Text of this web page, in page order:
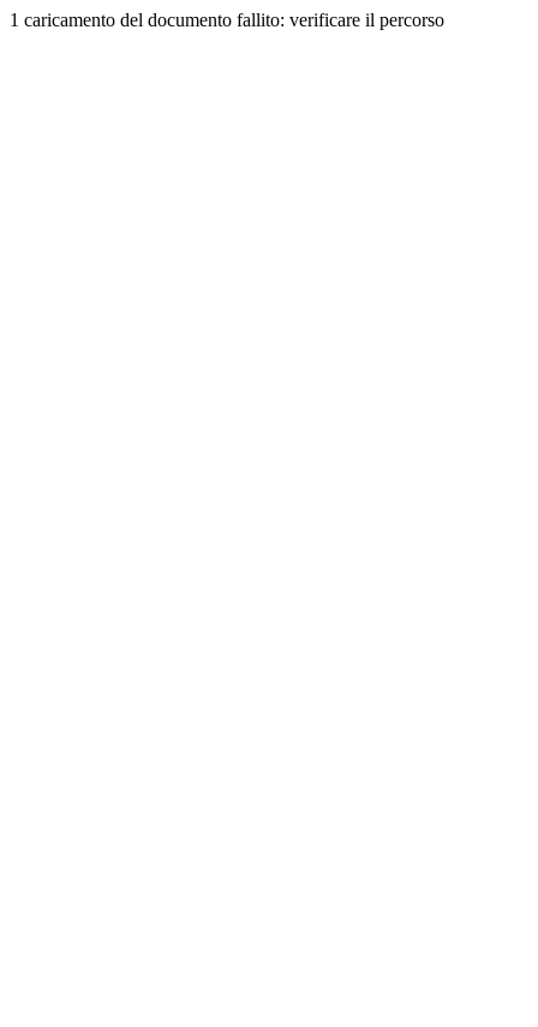
1 caricamento del documento fallito: verificare il percorso